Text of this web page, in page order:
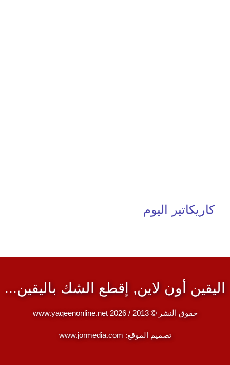
كاريكاتير اليوم
اليقين أون لاين, إقطع الشك باليقين...
حقوق النشر © 2013 / 2026 www.yaqeenonline.net
تصميم الموقع: www.jormedia.com